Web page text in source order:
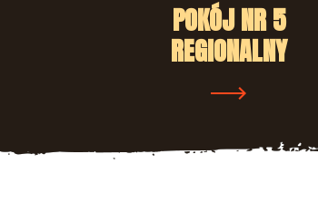
POKÓJ NR 5
REGIONALNY